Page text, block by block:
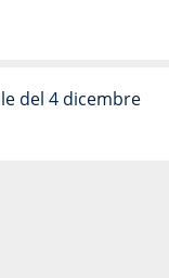
del 4 dicembre